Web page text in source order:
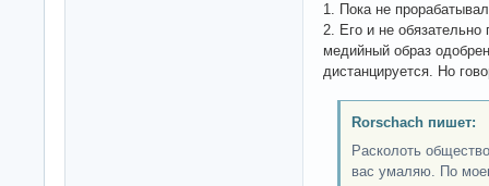
1. Пока не
2. Его и не обязательно
медийный образ
дистанцируется. Но
Rorschach пишет:
Расколоть
вас умаляю. По